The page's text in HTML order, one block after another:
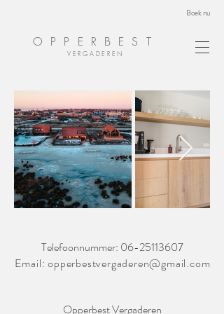
Boek nu
OPPERBEST
VERGADEREN
Telefoonnummer: 06-25113607
Email:opperbestvergaderen@gmail.com
Opperbest Vergaderen